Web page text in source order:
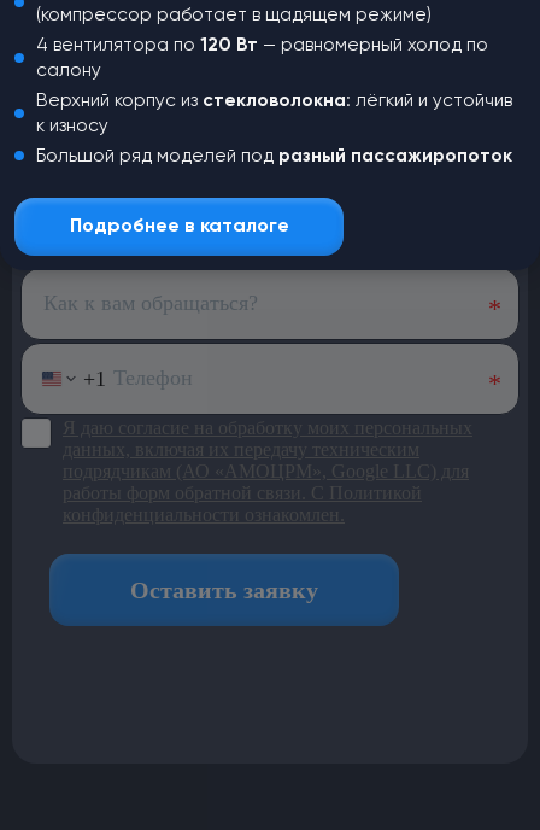
Не нашли,
свяжется с вами для консультации
(компрессор работает в щадящем режиме)
4 вентилятора по120 Вт — равномерный холод по
салону
Верхний корпус из стекловолокна: лёгкий и устойчив
к износу
Большой ряд моделей под разный пассажиропоток
Подробнее в каталоге